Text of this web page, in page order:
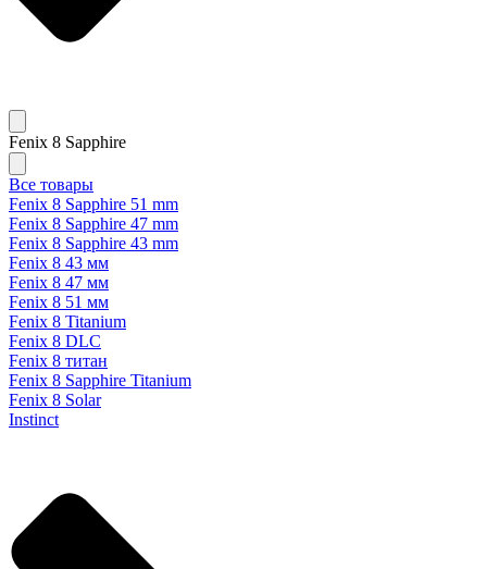
Fenix 8 Sapphire
Все товары
Fenix 8 Sapphire 51 mm
Fenix 8 Sapphire 47 mm
Fenix 8 Sapphire 43 mm
Fenix 8 43 мм
Fenix 8 47 мм
Fenix 8 51 мм
Fenix 8 Titanium
Fenix 8 DLC
Fenix 8 титан
Fenix 8 Sapphire Titanium
Fenix 8 Solar
Instinct